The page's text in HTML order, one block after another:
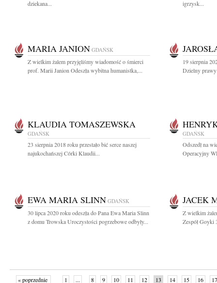
dziekana...
igrzysk...
MARIA JANION GDAŃSK
Z wielkim żalem przyjęliśmy wiadomość o śmierci
prof. Marii Janion Odeszła wybitna humanistka,...
19 sierpnia
Dzielny
KLAUDIA TOMASZEWSKA
GDAŃSK
23 sierpnia 2018 roku przestało bić serce naszej
najukochańszej Córki Klaudii...
GDAŃSK
Odszedł na
Operacyjny
EWA MARIA SLINN GDAŃSK
30 lipca 2020 roku odeszła do Pana Ewa Maria Slinn
z domu Trowska Uroczystości pogrzebowe odbyły...
JACEK
Z wielkim
Zespół Goyki
« poprzednie 1 ... 8 9 10 11 12 13 14 15 16 17